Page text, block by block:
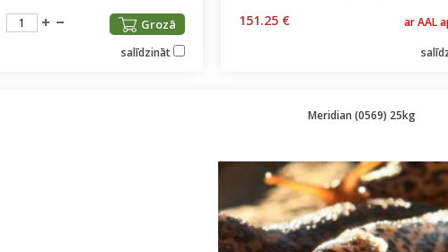
Grozā
salīdzināt
151.25 €
ar AAL
Meridian (0569) 25kg